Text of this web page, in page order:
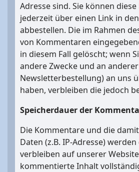
Adresse sind. Sie können
jederzeit über einen Link in
abbestellen. Die im Rahmen
von Kommentaren
in diesem Fall gelöscht; wenn
andere Zwecke und an anderer
Newsletterbestellung) an uns
haben, verbleiben die jedoch
Speicherdauer der
Die Kommentare und die
Daten (z.B. IP-Adresse)
verbleiben auf unserer
kommentierte Inhalt